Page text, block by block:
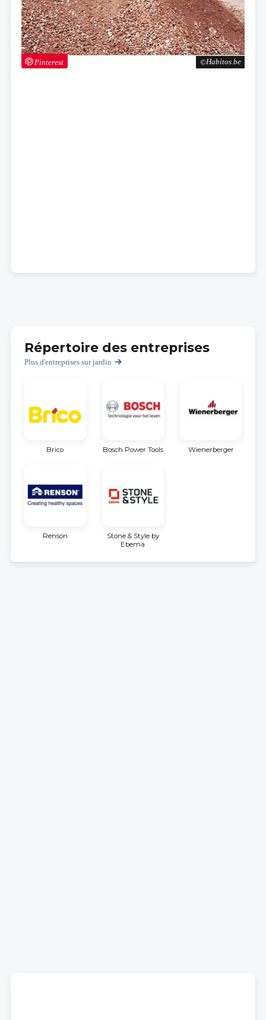
Habitos.be
Pinterest
Répertoire des entreprises
Plus d'entreprises sur jardin
Brico Bosch Power Tools Wienerberger
Renson
Stone & Style by
Ebema